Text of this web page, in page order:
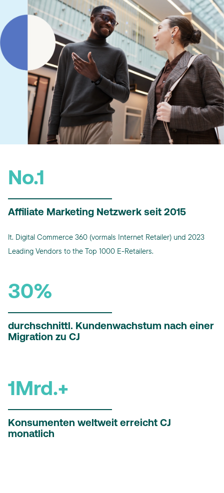
No.1
Affiliate Marketing Netzwerk seit 2015
lt. Digital Commerce 360 (vormals Internet Retailer) und 2023
Leading Vendors to the Top 1000 E-Retailers.
30%
durchschnittl. Kundenwachstum nach einer
Migration zu CJ
1Mrd.+
Konsumenten weltweit erreicht CJ
monatlich